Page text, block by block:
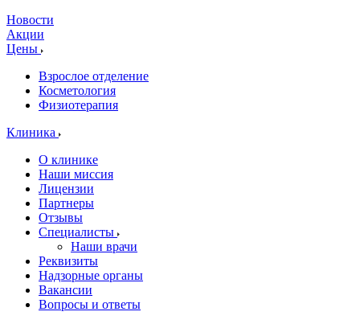
Новости
Акции
Цены
Взрослое отделение
Косметология
Физиотерапия
Клиника
О клинике
Наши миссия
Лицензии
Партнеры
Отзывы
Специалисты
Наши врачи
Реквизиты
Надзорные органы
Вакансии
Вопросы и ответы